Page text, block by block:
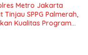
Metro Jakarta
Tinjau SPPG Palmerah,
Kualitas Program